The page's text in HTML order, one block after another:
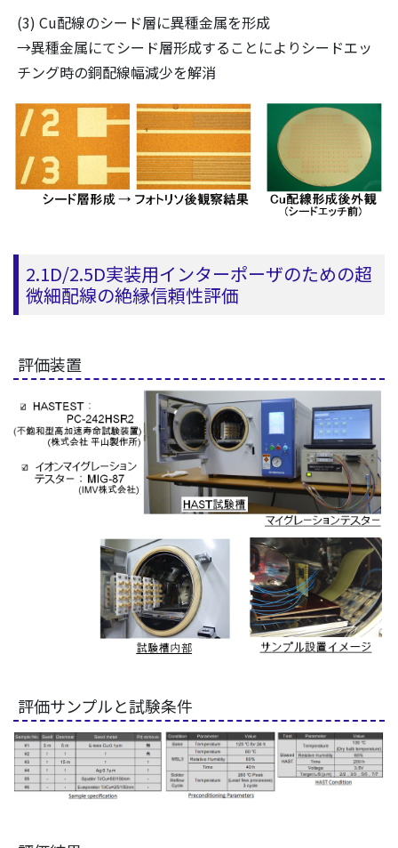
(3) Cu配線のシード層に異種金属を形成
→異種金属にてシード層形成することによりシードエッ
チング時の銅配線幅減少を解消
2.1D/2.5D実装用インターポーザのための超
微細配線の絶縁信頼性評価
評価装置
評価サンプルと試験条件